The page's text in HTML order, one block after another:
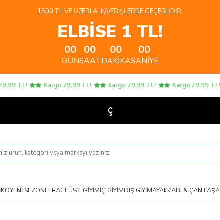
1500 TL VE ÜZERI ALIŞVERIŞLERDE GEÇERLIDIR.
ELBİSE 1 TL!
00
GÜN
00
SAAT
00
DAKIKA
00
SANIYE
TL! Kargo 79,99 TL! Kargo 79,99 TL! Kargo 79,99 TL!
Çocuk
YENI SEZONFERACEÜST GIYIMİÇ GIYIMDIŞ GIYIMAYAKKABI & ÇANTA